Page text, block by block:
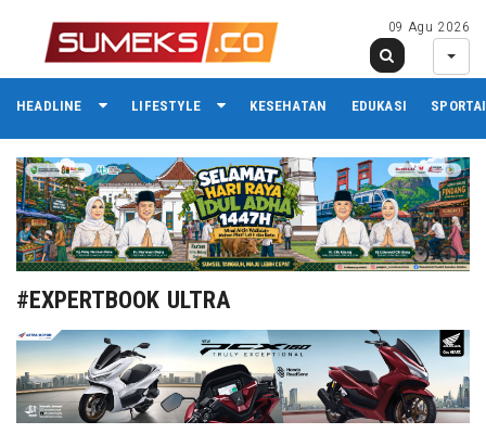
09 Agu 2026
HEADLINE LIFESTYLE KESEHATAN EDUKASI
#EXPERTBOOK ULTRA